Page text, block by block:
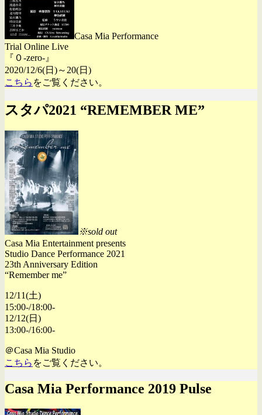
Casa Mia Performance
Trial Online Live
『０-zero-』
2020/12/6(日)～20(日)
こちら をご覧ください。
スタパ2021 “REMEMBER ME”
※sold out
Casa Mia Entertainment presents
Studio Dance Performance 2021
23th Anniversary Edition
“Remember me”
12/11(土)
15:00-/18:00-
12/12(日)
13:00-/16:00-
＠Casa Mia Studio
こちら をご覧ください。
Casa Mia Performance 2019 Pulse